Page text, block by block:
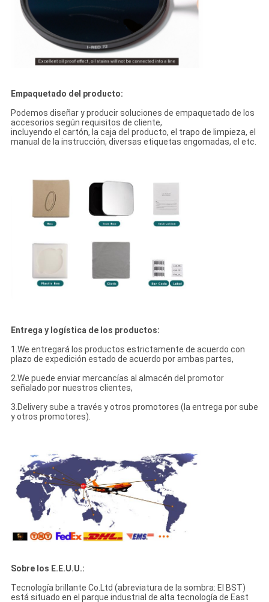
Empaquetado del producto:
Podemos diseñar y producir soluciones de empaquetado de los
accesorios según requisitos de cliente,
incluyendo el cartón, la caja del producto, el trapo de limpieza, el
manual de la instrucción, diversas etiquetas engomadas, el etc.
Entrega y logística de los productos:
1.We entregará los productos estrictamente de acuerdo con
plazo de expedición estado de acuerdo por ambas partes,
2.We puede enviar mercancías al almacén del promotor
señalado por nuestros clientes,
3.Delivery sube a través y otros promotores (la entrega por sube
y otros promotores).
Sobre los E.E.U.U.:
Tecnología brillante Co.Ltd (abreviatura de la sombra: El BST)
está situado en el parque industrial de alta tecnología de East